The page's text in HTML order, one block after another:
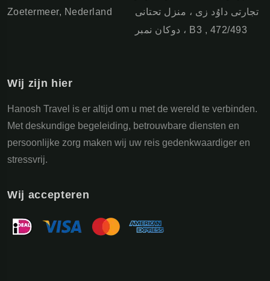
Zoetermeer, Nederland
تجارتی داوُد زی ، منزل تحتانی
، دوکان نمبر B3 , 472/493
Wij zijn hier
Hanosh Travel is er altijd om u met de wereld te verbinden.
Met deskundige begeleiding, betrouwbare diensten en
persoonlijke zorg maken wij uw reis gedenkwaardiger en
stressvrij.
Wij accepteren